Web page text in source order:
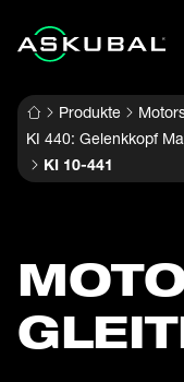
Produkte
KI 440: Gelenkkopf
KI 10-441